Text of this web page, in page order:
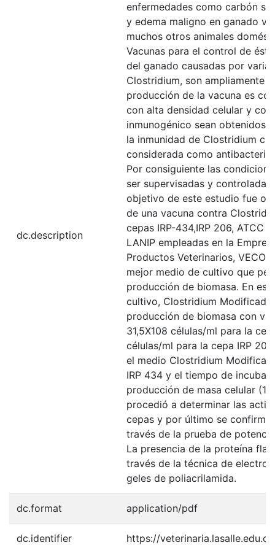
dc.description
enfermedades como carbón
y edema maligno en ganado
muchos otros animales
Vacunas para el control de
del ganado causadas por
Clostridium, son ampliamente
producción de la vacuna es
con alta densidad celular y
inmunogénico sean obtenidos,
la inmunidad de Clostridium
considerada como
Por consiguiente las
ser supervisadas y controladas
objetivo de este estudio fue
de una vacuna contra
cepas IRP-434,IRP 206, ATCC
LANIP empleadas en la
Productos Veterinarios,
mejor medio de cultivo que
producción de biomasa. En
cultivo, Clostridium
producción de biomasa con
31,5X108 células/ml para la
células/ml para la cepa IRP
el medio Clostridium
IRP 434 y el tiempo de
producción de masa celular
procedió a determinar las
cepas y por último se confirmó
través de la prueba de
La presencia de la proteína
través de la técnica de
geles de poliacrilamida.
dc.format application/pdf
dc.identifier https://